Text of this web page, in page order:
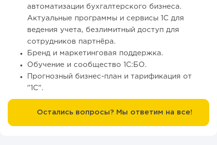
автоматизации бухгалтерского бизнеса.
Актуальные программы и сервисы 1С для
ведения учета, безлимитный доступ для
сотрудников партнёра.
Бренд и маркетинговая поддержка.
Обучение и сообщество 1С:БО.
Прогнозный бизнес-план и тарификация от
"1С".
Остались вопросы? Мы ответим на все!